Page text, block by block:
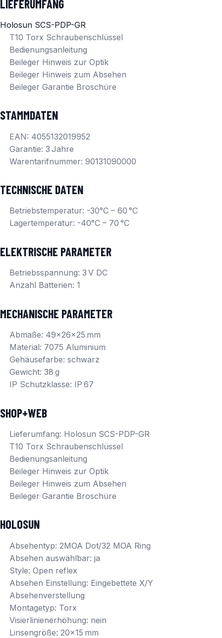
LIEFERUMFANG
Holosun SCS-PDP-GR
T10 Torx Schraubenschlüssel
Bedienungsanleitung
Beileger Hinweis zur Optik
Beileger Hinweis zum Absehen
Beileger Garantie Broschüre
STAMMDATEN
EAN: 4055132019952
Garantie: 3 Jahre
Warentarifnummer: 90131090000
TECHNISCHE DATEN
Betriebstemperatur: -30°C – 60 °C
Lagertemperatur: -40°C – 70 °C
ELEKTRISCHE PARAMETER
Betriebsspannung: 3 V DC
Anzahl Batterien: 1
MECHANISCHE PARAMETER
Abmaße: 49x26x25 mm
Material: 7075 Aluminium
Gehäusefarbe: schwarz
Gewicht: 38 g
IP Schutzklasse: IP 67
SHOP+WEB
Lieferumfang: Holosun SCS-PDP-GR
T10 Torx Schraubenschlüssel
Bedienungsanleitung
Beileger Hinweis zur Optik
Beileger Hinweis zum Absehen
Beileger Garantie Broschüre
HOLOSUN
Absehentyp: 2MOA Dot/32 MOA Ring
Absehen auswählbar: ja
Style: Open reflex
Absehen Einstellung: Eingebettete X/Y
Absehenverstellung
Montagetyp: Torx
Visierlinienerhöhung: nein
Linsengröße: 20×15 mm